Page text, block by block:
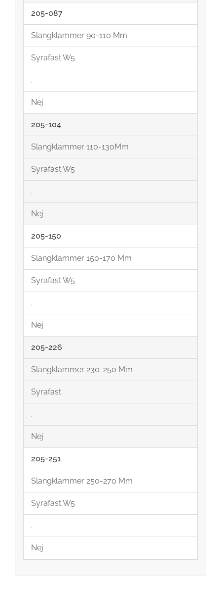
205-087
Slangklammer 90-110 Mm
Syrafast W5
.
Nej
205-104
Slangklammer 110-130Mm
Syrafast W5
.
Nej
205-150
Slangklammer 150-170 Mm
Syrafast W5
.
Nej
205-226
Slangklammer 230-250 Mm
Syrafast
.
Nej
205-251
Slangklammer 250-270 Mm
Syrafast W5
.
Nej